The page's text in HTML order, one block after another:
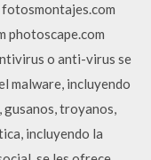
fotosmontajes.com
photoscape.com
o anti-virus se
malware, incluyendo
troyanos,
incluyendo la